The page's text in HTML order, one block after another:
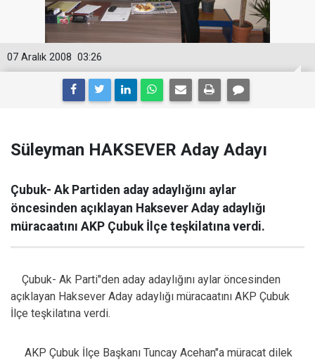
03:26
07 Aralık 2008
Süleyman HAKSEVER Aday Adayı
Çubuk- Ak Partiden aday adaylığını aylar
öncesinden açıklayan Haksever Aday adaylığı
müracaatını AKP Çubuk İlçe teşkilatına verdi.
Çubuk- Ak Parti"den aday adaylığını aylar öncesinden
açıklayan Haksever Aday adaylığı müracaatını AKP Çubuk
İlçe teşkilatına verdi.
AKP Çubuk İlçe Başkanı Tuncay Acehan"a müracat dilek